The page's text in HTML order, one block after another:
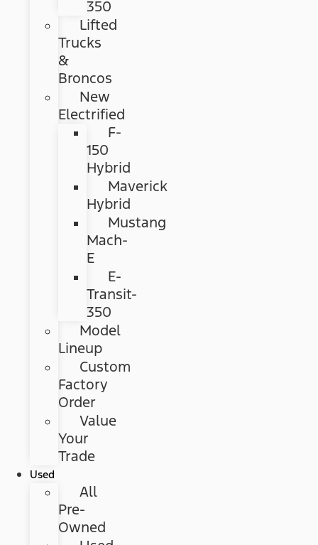
350
Lifted
Trucks
&
Broncos
New
Electrified
F-
150
Hybrid
Maverick
Hybrid
Mustang
Mach-
E
E-
Transit-
350
Model
Lineup
Custom
Factory
Order
Value
Your
Trade
Used
All
Pre-
Owned